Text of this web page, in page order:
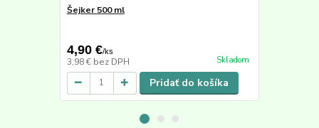
Šejker 500 ml
4,90 €/ks
3,98 € bez DPH Skladom
Pridať do košíka